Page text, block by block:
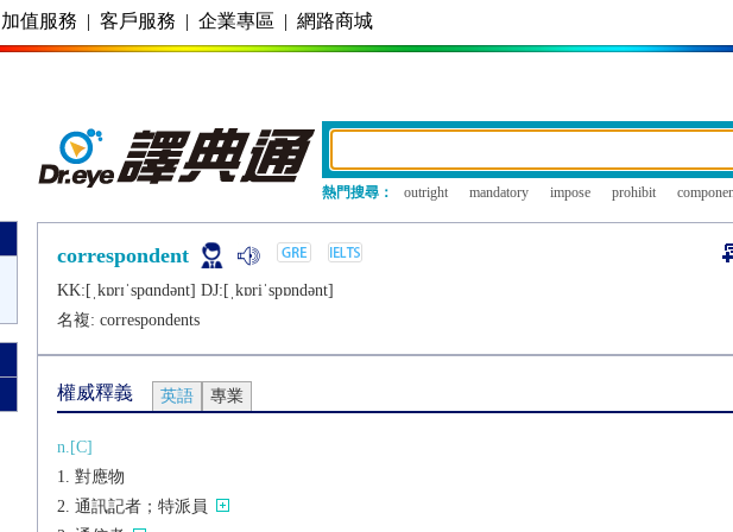
加值服務 | 客戶服務 | 企業專區 | 網路商城
熱門搜尋： outright mandatory impose prohibit
correspondent
KK:[ˌkɒrɪˈspɑndǝnt] DJ:[ˌkɒriˈspɒndǝnt]
名複: correspondents
權威釋義 英語 專業
n.[C]
對應物
通訊記者；特派員